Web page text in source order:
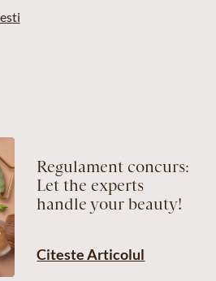
Regulament concurs:
Let the experts
handle your beauty!
Citeste Articolul